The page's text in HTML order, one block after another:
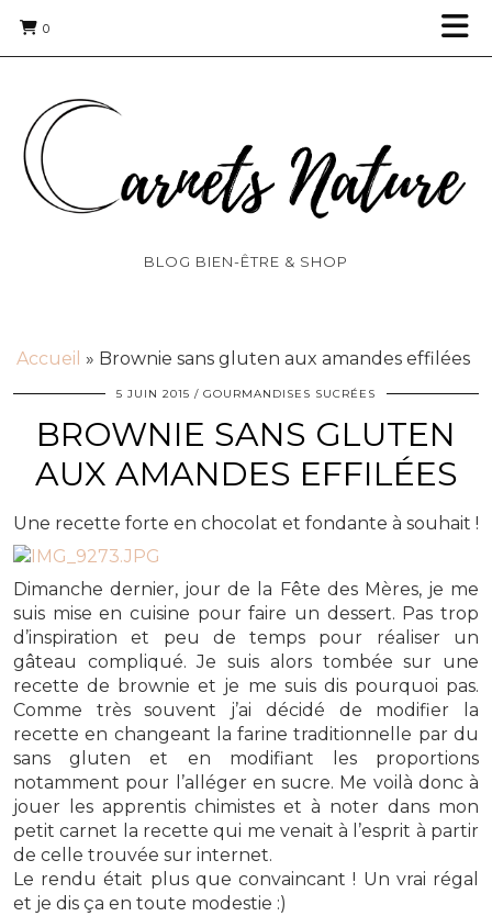
0
BLOG BIEN-ÊTRE & SHOP
Accueil » Brownie sans gluten aux amandes effilées
5 JUIN 2015 GOURMANDISES SUCRÉES
BROWNIE SANS GLUTEN
AUX AMANDES EFFILÉES
Une recette forte en chocolat et fondante à souhait !
Dimanche dernier, jour de la Fête des Mères, je me
suis mise en cuisine pour faire un dessert. Pas trop
d’inspiration et peu de temps pour réaliser un
gâteau compliqué. Je suis alors tombée sur une
recette de brownie et je me suis dis pourquoi pas.
Comme très souvent j’ai décidé de modifier la
recette en changeant la farine traditionnelle par du
sans gluten et en modifiant les proportions
notamment pour l’alléger en sucre. Me voilà donc à
jouer les apprentis chimistes et à noter dans mon
petit carnet la recette qui me venait à l’esprit à partir
de celle trouvée sur internet.
Le rendu était plus que convaincant ! Un vrai régal
et je dis ça en toute modestie :)